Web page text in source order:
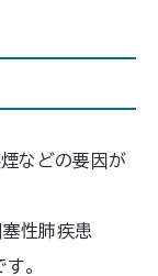
煙などの要因が
塞性肺疾患
。